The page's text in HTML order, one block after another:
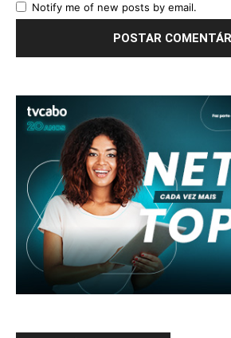
Notify me of new posts by email.